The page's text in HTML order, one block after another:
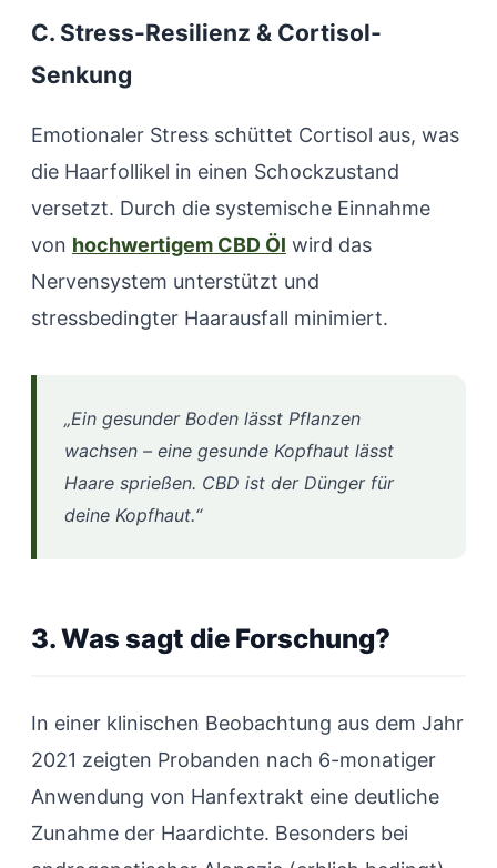
C. Stress-Resilienz & Cortisol-
Senkung
Emotionaler Stress schüttet Cortisol aus, was
die Haarfollikel in einen Schockzustand
versetzt. Durch die systemische Einnahme
von hochwertigem CBD Öl wird das
Nervensystem unterstützt und
stressbedingter Haarausfall minimiert.
„Ein gesunder Boden lässt Pflanzen
wachsen – eine gesunde Kopfhaut lässt
Haare sprießen. CBD ist der Dünger für
deine Kopfhaut.“
3. Was sagt die Forschung?
In einer klinischen Beobachtung aus dem Jahr
2021 zeigten Probanden nach 6-monatiger
Anwendung von Hanfextrakt eine deutliche
Zunahme der Haardichte. Besonders bei